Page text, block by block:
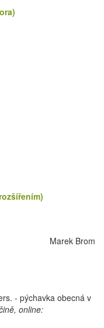
Marek Brom
- pýchavka obecná v
online: